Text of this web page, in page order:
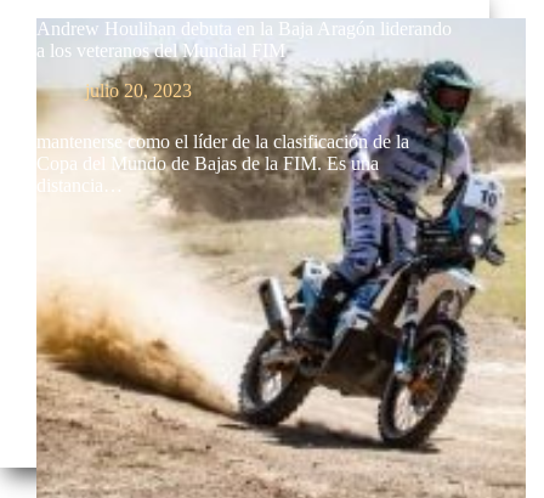
Andrew Houlihan debuta en la Baja Aragón liderando
a los veteranos del Mundial FIM
julio 20, 2023
mantenerse como el líder de la clasificación de la
Copa del Mundo de Bajas de la FIM. Es una
distancia…